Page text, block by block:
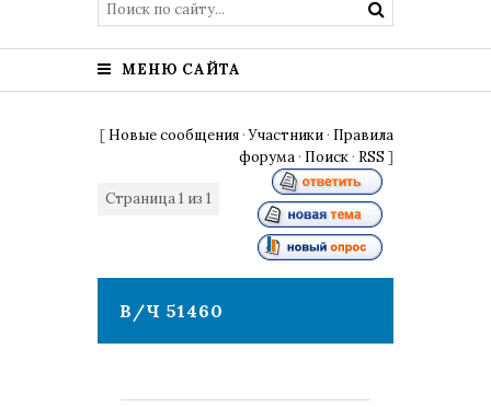
МЕНЮ САЙТА
[ Новые сообщения ·Участники · Правила
форума · Поиск · RSS ]
Страница1 из 1
В/Ч 51460